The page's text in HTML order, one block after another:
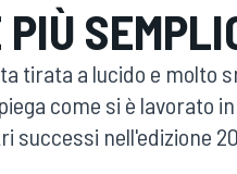
PIÙ
tirata a lucido e molto
come si è lavorato
nell'edizione